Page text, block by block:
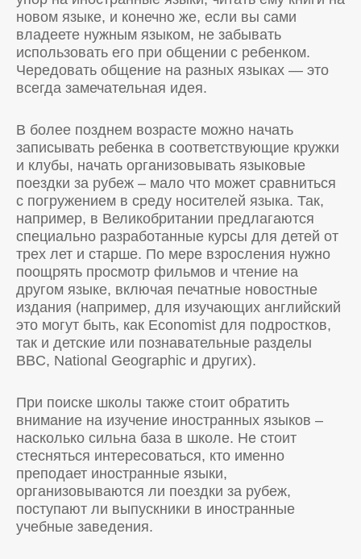
новом языке, и конечно же, если вы сами
владеете нужным языком, не забывать
использовать его при общении с ребенком.
Чередовать общение на разных языках — это
всегда замечательная идея.
В более позднем возрасте можно начать
записывать ребенка в соответствующие кружки
и клубы, начать организовывать языковые
поездки за рубеж – мало что может сравниться
с погружением в среду носителей языка. Так,
например, в Великобритании предлагаются
специально разработанные курсы для детей от
трех лет и старше. По мере взросления нужно
поощрять просмотр фильмов и чтение на
другом языке, включая печатные новостные
издания (например, для изучающих английский
это могут быть, как Economist для подростков,
так и детские или познавательные разделы
BBC, National Geographic и других).
При поиске школы также стоит обратить
внимание на изучение иностранных языков –
насколько сильна база в школе. Не стоит
стесняться интересоваться, кто именно
преподает иностранные языки,
организовываются ли поездки за рубеж,
поступают ли выпускники в иностранные
учебные заведения.